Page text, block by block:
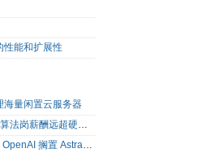
性能和扩展性
海量闲置云服务器
Anthropic 芯片岗薪资倒挂，AI 算法岗薪酬远超硬件工程师
漏洞挖掘、自主攻击能力突出，OpenAI 搁置 Astra 模型发布